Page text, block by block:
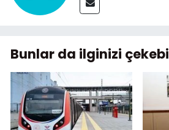
Bunlar da ilginizi